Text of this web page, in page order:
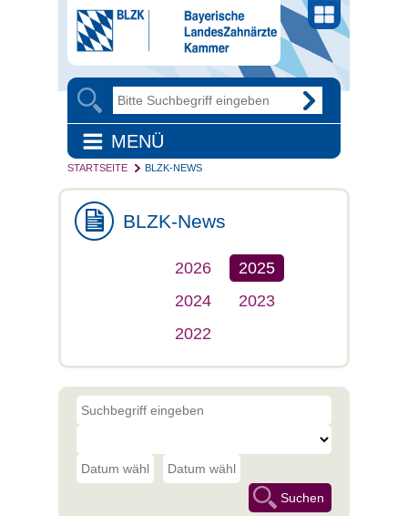
MENÜ
STARTSEITE BLZK-NEWS
BLZK-News
2026
2025
2024
2023
2022